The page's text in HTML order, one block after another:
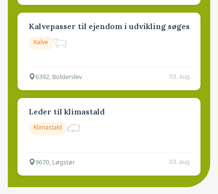
Kalvepasser til ejendom i udvikling søges
Kalve
6392, Bolderslev 03. aug.
Leder til klimastald
Klimastald
9670, Løgstør 03. aug.